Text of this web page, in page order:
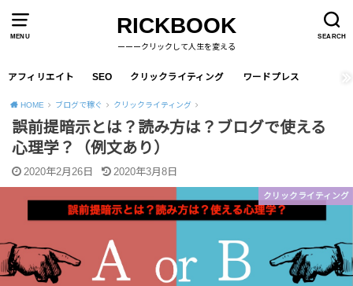
MENU SEARCH
RICKBOOK
ーーークリックして人生を変える
アフィリエイト SEO クリックライティング ワードプレス
HOME ブログで稼ぐ クリックライティング
誤前提暗示とは？読み方は？ブログで使える
心理学？（例文あり）
2020年2月26日 2020年3月8日
クリックライティング